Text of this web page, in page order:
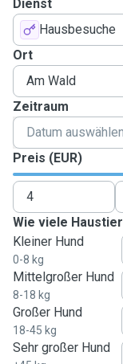
Dienst
Hausbesuche
Ort
Zeitraum
Preis (EUR)
Wie viele
Kleiner Hund
0-8 kg
Mittelgroßer Hund
8-18 kg
Großer Hund
18-45 kg
Sehr großer Hund